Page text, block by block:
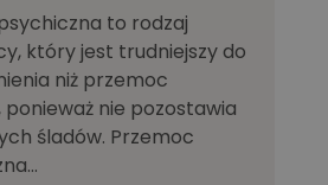
to rodzaj
który jest trudniejszy do
niż przemoc
ponieważ nie pozostawia
śladów. Przemoc